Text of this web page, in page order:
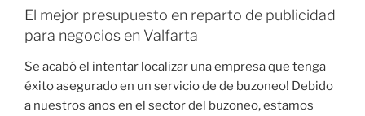
El mejor presupuesto en reparto de publicidad
para negocios en Valfarta
Se acabó el intentar localizar una empresa que tenga
éxito asegurado en un servicio de de buzoneo! Debido
a nuestros años en el sector del buzoneo, estamos